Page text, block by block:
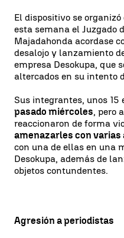
El dispositivo se
esta semana el Juzgado
Majadahonda acordase
desalojo y lanzamiento
empresa Desokupa, que
altercados en su intento
Sus integrantes, unos 15
pasado miércoles, pero
reaccionaron de forma
amenazarles con varias
con una de ellas en una
Desokupa, además de
objetos contundentes.
Agresión a periodistas